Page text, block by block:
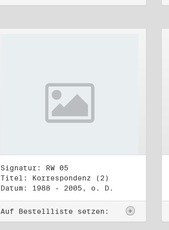
Signatur: RW 05
Titel: Korrespondenz (2)
Datum: 1988 - 2005, o. D.
Auf Bestellliste setzen: